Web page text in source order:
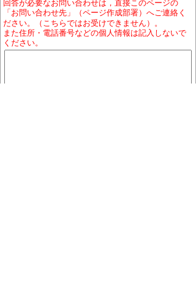
回答が必要なお問い合わせは，直接このページの
「お問い合わせ先」（ページ作成部署）へご連絡く
ださい。（こちらではお受けできません）。
また住所・電話番号などの個人情報は記入しないで
ください。